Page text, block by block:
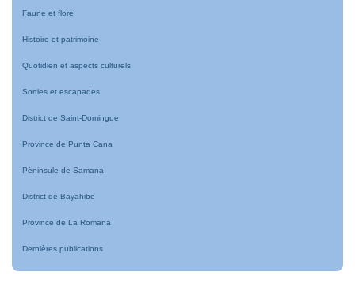
Faune et flore
Histoire et patrimoine
Quotidien et aspects culturels
Sorties et escapades
District de Saint-Domingue
Province de Punta Cana
Péninsule de Samaná
District de Bayahibe
Province de La Romana
Dernières publications